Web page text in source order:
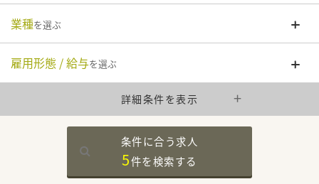
業種を選ぶ
雇用形態 / 給与を選ぶ
詳細条件を表示
条件に合う求人
5件を検索する